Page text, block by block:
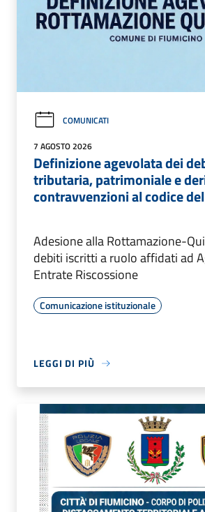
COMUNICATI
7 AGOSTO 2026
Definizione agevolata dei
tributaria, patrimoniale e
contravvenzioni al codice
Adesione alla Rottamazione-
debiti iscritti a ruolo affidati ad
Entrate Riscossione
Comunicazione istituzionale
LEGGI DI PIÙ